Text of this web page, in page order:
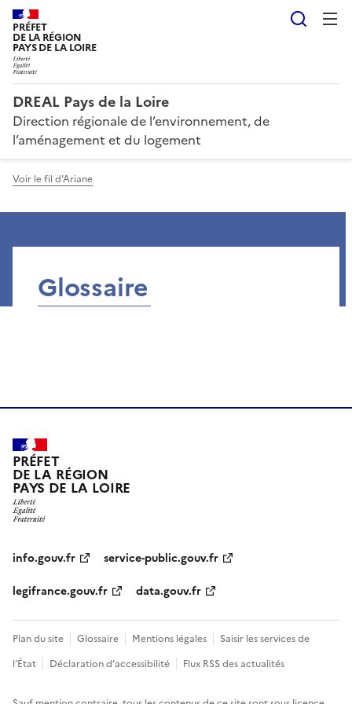
PRÉFET
DE LA RÉGION
PAYS DE LA LOIRE
DREAL Pays de la Loire
Direction régionale de l’environnement, de
l’aménagement et du logement
Voir le fil d'Ariane
Glossaire
PRÉFET
DE LA RÉGION
PAYS DE LA LOIRE
info.gouv.fr
service-public.gouv.fr
legifrance.gouv.fr
data.gouv.fr
Plan du site Glossaire Mentions légales
Saisir les services de
l’État
Déclaration d’accessibilité Flux RSS des actualités